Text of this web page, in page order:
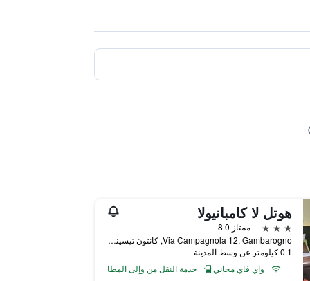
هوتل لا كامبانيولا
3 نجوم
ممتاز 8.0
Via Campagnola 12, Gambarogno, كانتون تيسينو, سويسرا
0.1 كيلومتر عن وسط المدينة
واي فاي مجاني
خدمة النقل من وإلى المطار